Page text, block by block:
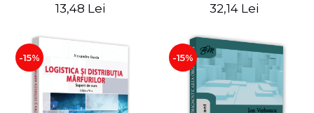
13,48 Lei 32,14 Lei
-15% -15%